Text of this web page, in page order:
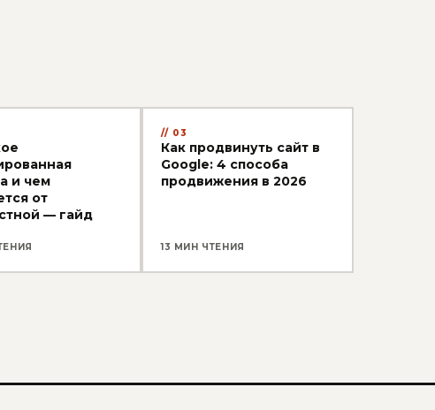
и чем
от
— гайд
03
Как продвинуть сайт в
Google: 4 способа
продвижения в 2026
13 МИН ЧТЕНИЯ